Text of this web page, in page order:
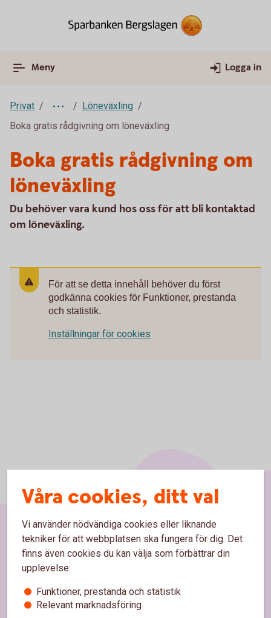
Meny Logga in
Privat
Löneväxling
Boka gratis rådgivning om löneväxling
Boka gratis rådgivning om
löneväxling
Du behöver vara kund hos oss för att bli kontaktad
om löneväxling.
För att se detta innehåll behöver du först
godkänna cookies för Funktioner, prestanda
och statistik.
Inställningar för cookies
Våra cookies, ditt val
Vi använder nödvändiga cookies eller liknande
tekniker för att webbplatsen ska fungera för dig. Det
finns även cookies du kan välja som förbättrar din
upplevelse:
Funktioner, prestanda och statistik
Relevant marknadsföring
Sidfot
Hitta snabbt
Kundservice
Spärrhjälp